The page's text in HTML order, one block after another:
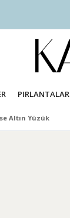
PIRLANTALAR
Altın Yüzük